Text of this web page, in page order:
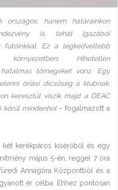
országos, hanem határainkon
is, tehát igazából
futóinkkal. Ez a legkedveltebb
környezetben. Hihetetlen
tömegeket vonz. Egy
óriási dicsőség a klubnak,
keresztül viszik majd a DEAC
körül mindenhol– fogalmazott a
kerékpáros kísérőből és egy
május 5-én, reggel 7 óra
Annagóra Központból és a
ér célba. Ehhez pontosan